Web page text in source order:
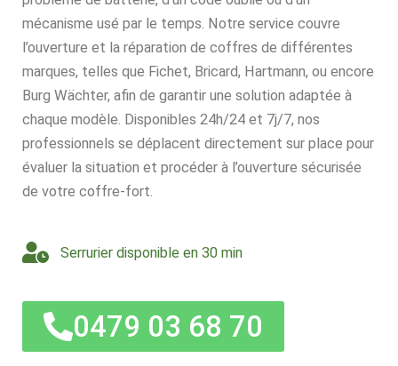
mécanisme usé par le temps. Notre service couvre
l’ouverture et la réparation de coffres de différentes
marques, telles que Fichet, Bricard, Hartmann, ou encore
Burg Wächter, afin de garantir une solution adaptée à
chaque modèle. Disponibles 24h/24 et 7j/7, nos
professionnels se déplacent directement sur place pour
évaluer la situation et procéder à l’ouverture sécurisée
de votre coffre-fort.
Serrurier disponible en 30 min
0479 03 68 70